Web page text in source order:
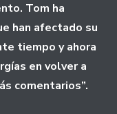
Tom ha
han afectado su
tiempo y ahora
en volver a
comentarios”.